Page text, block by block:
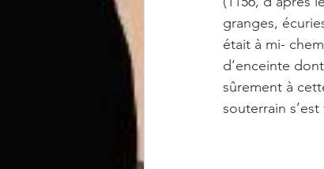
granges,
était à mi-
d’enceinte
sûrement à
souterrain